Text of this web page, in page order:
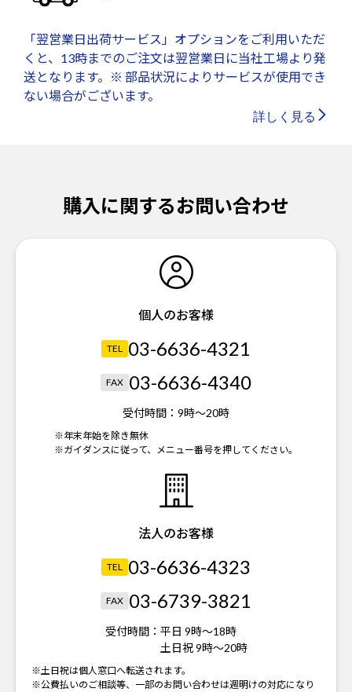
「翌営業日出荷サービス」オプションをご利用いただ
くと、13時までのご注文は翌営業日に当社工場より発
送となります。※ 部品状況によりサービスが使用でき
ない場合がございます。
詳しく見る
購入に関するお問い合わせ
個人のお客様
TEL 03-6636-4321
FAX 03-6636-4340
受付時間： 9時～20時
※年末年始を除き無休
※ガイダンスに従って、メニュー番号を押してください。
法人のお客様
TEL 03-6636-4323
FAX 03-6739-3821
受付時間： 平日 9時～18時
土日祝 9時～20時
※土日祝は個人窓口へ転送されます。
※公費払いのご相談等、一部のお問い合わせは週明けの対応になり